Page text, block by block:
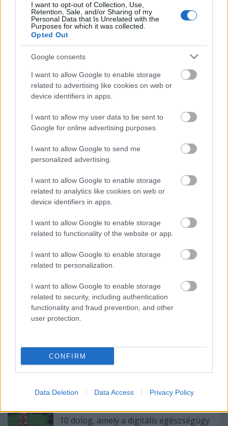
I want to opt-out of Collection, Use,
Retention, Sale, and/or Sharing of my
Personal Data that Is Unrelated with the
Purposes for which it was collected.
Opted Out
Google consents
I want to allow Google to enable storage
related to advertising like cookies on web or
device identifiers in apps.
I want to allow my user data to be sent to
Google for online advertising purposes.
I want to allow Google to send me
personalized advertising.
I want to allow Google to enable storage
related to analytics like cookies on web or
device identifiers in apps.
I want to allow Google to enable storage
related to functionality of the website or app.
I want to allow Google to enable storage
related to personalization.
I want to allow Google to enable storage
related to security, including authentication
functionality and fraud prevention, and other
user protection.
CONFIRM
Data Deletion Data Access Privacy Policy
mennyiségű szoftvertdolgoztak már ki a
vesebetegségek kapcsán felmerülő laborértékek
számításától az ügyeleti rend beosztásáig.
Ha tudtok, informatika-kommunikációs eszközök
orvosi felhasználásáról, a MedIQ issza szavaitokat.
Címkék:digitális orvoslás biotechnológia újítás
Ajánlott bejegyzések:
Hogyan válasszunk viselhető
A mesterséges intelligencia át fogja
alakítani az egészségügyet
Vissza a jövőből – napjaink
egészségügye 2050-ből nézve
9 izgalmas tény az orvosi robotokról
10 dolog, amely a digitális egészségügy